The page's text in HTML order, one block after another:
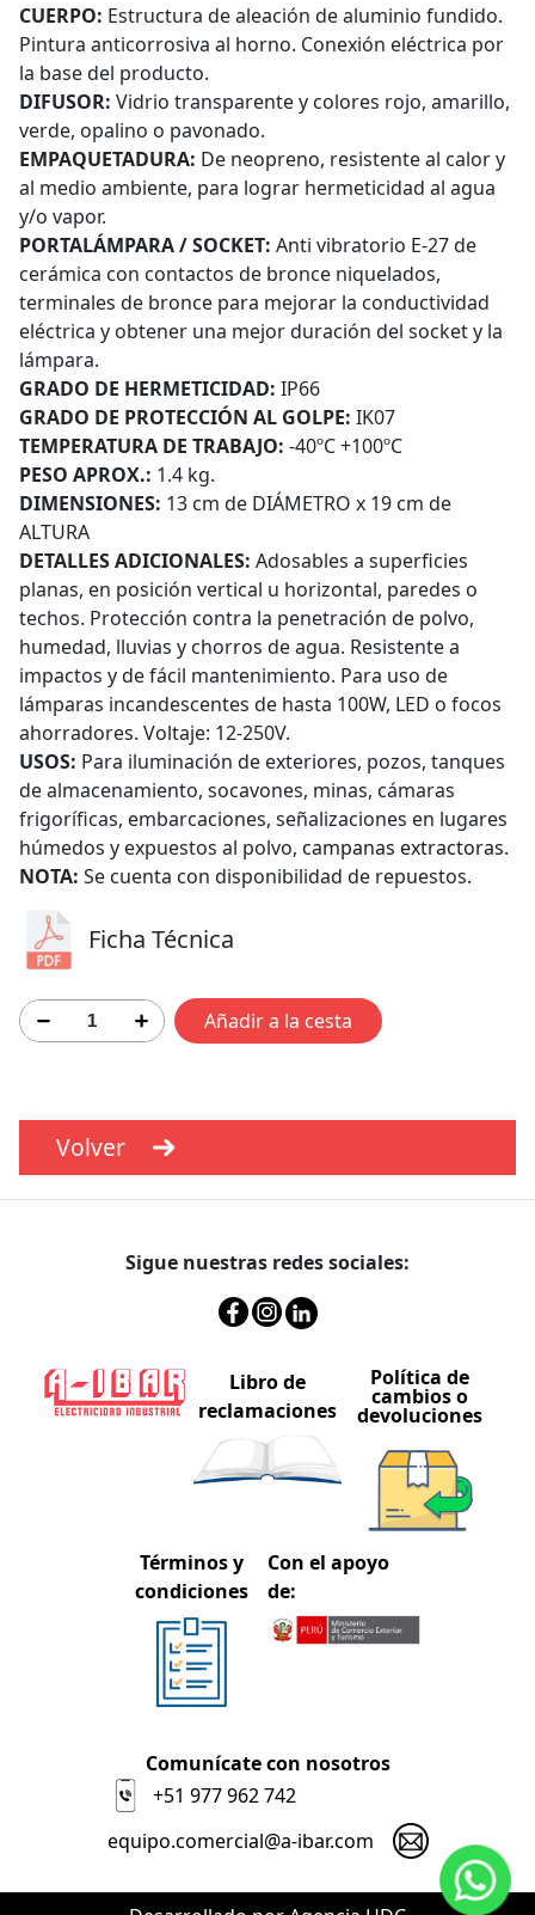
CUERPO: Estructura de aleación de aluminio fundido.
Pintura anticorrosiva al horno. Conexión eléctrica por
la base del producto.
DIFUSOR: Vidrio transparente y colores rojo, amarillo,
verde, opalino o pavonado.
EMPAQUETADURA: De neopreno, resistente al calor y
al medio ambiente, para lograr hermeticidad al agua
y/o vapor.
PORTALÁMPARA / SOCKET: Anti vibratorio E-27 de
cerámica con contactos de bronce niquelados,
terminales de bronce para mejorar la conductividad
eléctrica y obtener una mejor duración del socket y la
lámpara.
GRADO DE HERMETICIDAD: IP66
GRADO DE PROTECCIÓN AL GOLPE: IK07
TEMPERATURA DE TRABAJO: -40ºC +100ºC
PESO APROX.: 1.4 kg.
DIMENSIONES: 13 cm de DIÁMETRO x 19 cm de
ALTURA
DETALLES ADICIONALES: Adosables a superficies
planas, en posición vertical u horizontal, paredes o
techos. Protección contra la penetración de polvo,
humedad, lluvias y chorros de agua. Resistente a
impactos y de fácil mantenimiento. Para uso de
lámparas incandescentes de hasta 100W, LED o focos
ahorradores. Voltaje: 12-250V.
USOS: Para iluminación de exteriores, pozos, tanques
de almacenamiento, socavones, minas, cámaras
frigoríficas, embarcaciones, señalizaciones en lugares
húmedos y expuestos al polvo, campanas extractoras.
NOTA: Se cuenta con disponibilidad de repuestos.
Ficha Técnica
Añadir a la cesta
Volver
Sigue nuestras redes sociales:
Libro de
reclamaciones
Política de
cambios o
devoluciones
Términos y
condiciones
Con el apoyo
de:
Comunícate con nosotros
+51 977 962 742
equipo.comercial@a-ibar.com